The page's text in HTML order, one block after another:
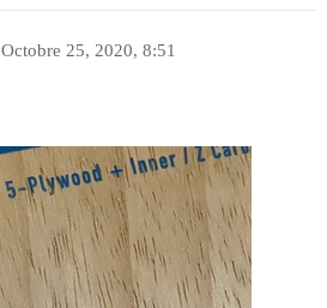
Octobre 25, 2020, 8:51